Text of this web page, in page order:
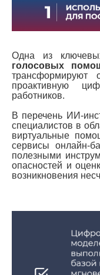
Одна из
голосовых
трансформируют
проактивную
работников.
В перечень ИИ-
специалистов в
виртуальные
сервисы онлайн-
полезными
опасностей и
возникновения